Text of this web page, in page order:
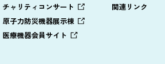
チャリティコンサート
関連リンク
原子力防災機器展示棟
医療機器会員サイト